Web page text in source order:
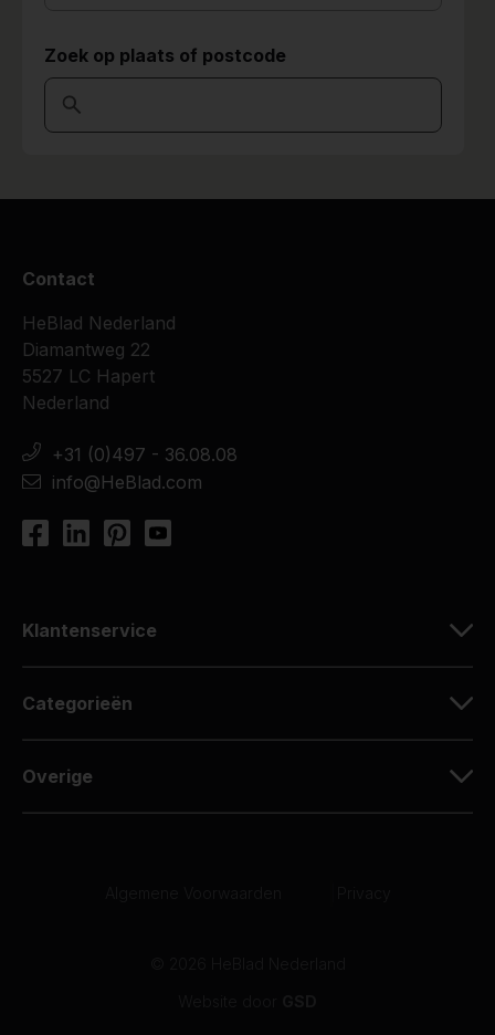
Zoek op plaats of postcode
Contact
HeBlad Nederland
Diamantweg 22
5527 LC Hapert
Nederland
+31 (0)497 - 36.08.08
info@HeBlad.com
Klantenservice
Categorieën
Overige